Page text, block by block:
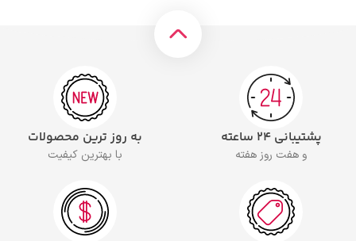
پشتیبانی ۲۴ ساعته
و هفت روز هفته
به روز ترین محصولات
با بهترین کیفیت